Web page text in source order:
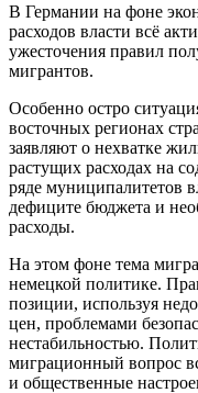
В Германии на фоне
расходов власти всё
ужесточения правил
мигрантов.
Особенно остро
восточных регионах
заявляют о нехватке
растущих расходах на
ряде муниципалитетов
дефиците бюджета и
расходы.
На этом фоне тема
немецкой политике.
позиции, используя
цен, проблемами
нестабильностью.
миграционный вопрос
и общественные